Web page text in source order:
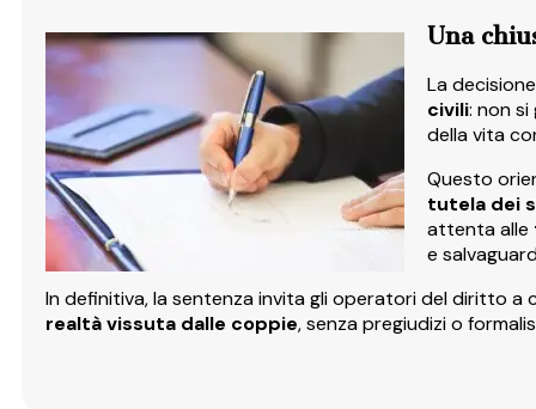
Una
La
civili: non
della vita
Questo
tutela dei
attenta alle
e
In definitiva, la sentenza invita gli operatori del diritto
realtà vissuta dalle coppie, senza pregiudizi o